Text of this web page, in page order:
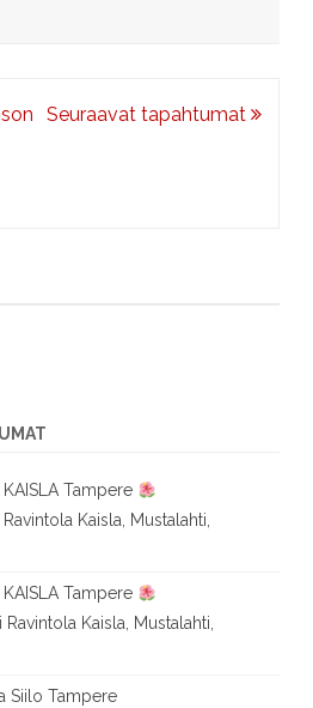
Seuraavat tapahtumat
Tampere
Kaisla, Mustalahti,
Tampere
Kaisla, Mustalahti,
Siilo Tampere